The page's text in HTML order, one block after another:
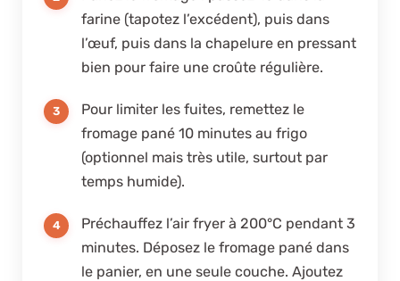
farine (tapotez l’excédent), puis dans
l’œuf, puis dans la chapelure en pressant
bien pour faire une croûte régulière.
Pour limiter les fuites, remettez le
fromage pané 10 minutes au frigo
(optionnel mais très utile, surtout par
temps humide).
Préchauffez l’air fryer à 200°C pendant 3
minutes. Déposez le fromage pané dans
le panier, en une seule couche. Ajoutez